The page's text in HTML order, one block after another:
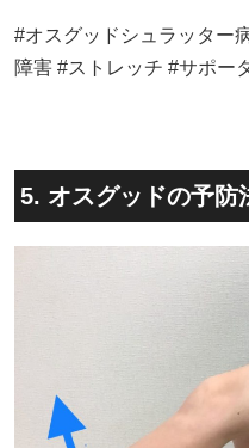
#オスグッドシュラッター
障害 #ストレッチ #サポー
5. オスグッドの予防